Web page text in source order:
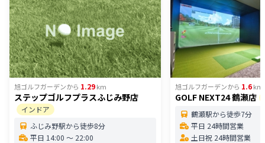
旭ゴルフガーデンから 1.29km
ステップゴルフプラスふじみ野店
インドア
ふじみ野駅から徒歩8分
平日 14:00 〜 22:00
旭ゴルフガーデンから 1.6km
GOLF NEXT24 鶴瀬店
鶴瀬駅から徒歩7分
平日 24時間営業
土日祝 24時間営業